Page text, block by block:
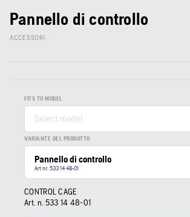
Pannello di controllo
ACCESSORI
FITS TO MODEL
Select model
VARIANTE DEL PRODOTTO
Pannello di controllo
Art nr: 533 14 48‑01
CONTROL CAGE
Art. n. 533 14 48‑01